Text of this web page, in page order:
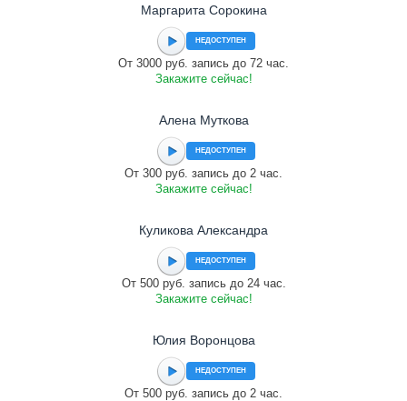
Маргарита Сорокина
НЕДОСТУПЕН
От 3000 руб. запись до 72 час.
Закажите сейчас!
Алена Муткова
НЕДОСТУПЕН
От 300 руб. запись до 2 час.
Закажите сейчас!
Куликова Александра
НЕДОСТУПЕН
От 500 руб. запись до 24 час.
Закажите сейчас!
Юлия Воронцова
НЕДОСТУПЕН
От 500 руб. запись до 2 час.